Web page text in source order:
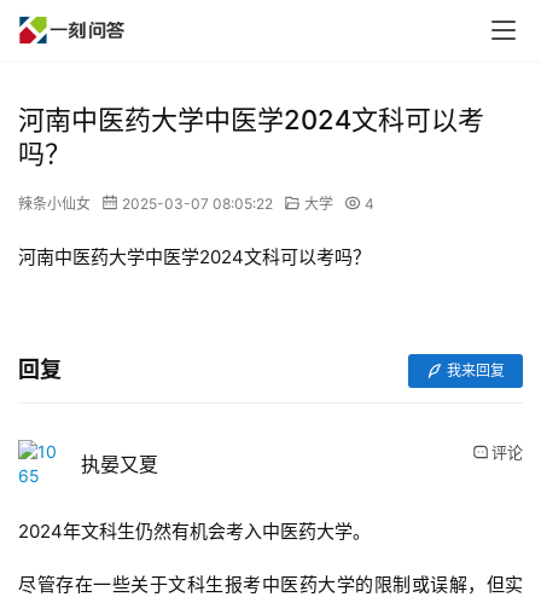
河南中医药大学中医学2024文科可以考
吗？
辣条小仙女 2025-03-07 08:05:22 大学 4
河南中医药大学中医学2024文科可以考吗？
回复 我来回复
执晏又夏 评论
2024年文科生仍然有机会考入中医药大学。
尽管存在一些关于文科生报考中医药大学的限制或误解，但实